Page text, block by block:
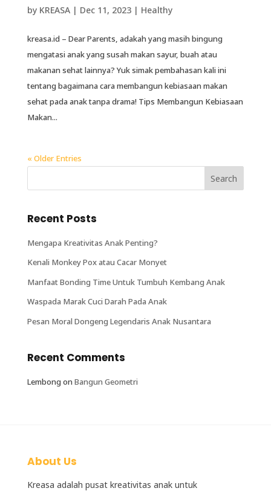
by KREASA| Dec 11, 2023| Healthy
kreasa.id – Dear Parents, adakah yang masih bingung
mengatasi anak yang susah makan sayur, buah atau
makanan sehat lainnya? Yuk simak pembahasan kali ini
tentang bagaimana cara membangun kebiasaan makan
sehat pada anak tanpa drama! Tips Membangun Kebiasaan
Makan...
« Older Entries
Recent Posts
Mengapa Kreativitas Anak Penting?
Kenali Monkey Pox atau Cacar Monyet
Manfaat Bonding Time Untuk Tumbuh Kembang Anak
Waspada Marak Cuci Darah Pada Anak
Pesan Moral Dongeng Legendaris Anak Nusantara
Recent Comments
Lembong on Bangun Geometri
About Us
Kreasa adalah pusat kreativitas anakuntuk